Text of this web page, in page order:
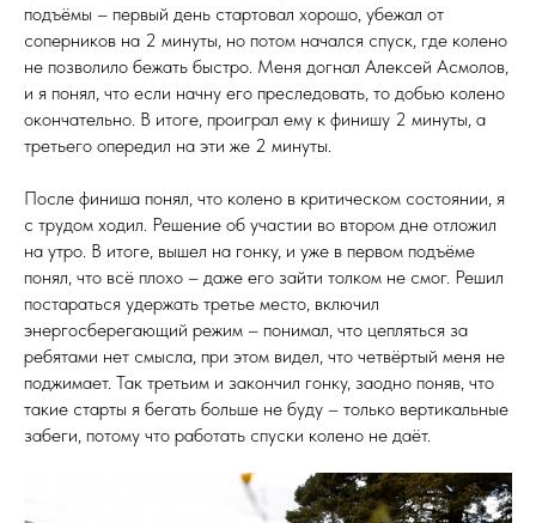
подъёмы – первый день стартовал хорошо, убежал от
соперников на 2 минуты, но потом начался спуск, где колено
не позволило бежать быстро. Меня догнал Алексей Асмолов,
и я понял, что если начну его преследовать, то добью колено
окончательно. В итоге, проиграл ему к финишу 2 минуты, а
третьего опередил на эти же 2 минуты.
После финиша понял, что колено в критическом состоянии, я
с трудом ходил. Решение об участии во втором дне отложил
на утро. В итоге, вышел на гонку, и уже в первом подъёме
понял, что всё плохо – даже его зайти толком не смог. Решил
постараться удержать третье место, включил
энергосберегающий режим – понимал, что цепляться за
ребятами нет смысла, при этом видел, что четвёртый меня не
поджимает. Так третьим и закончил гонку, заодно поняв, что
такие старты я бегать больше не буду – только вертикальные
забеги, потому что работать спуски колено не даёт.